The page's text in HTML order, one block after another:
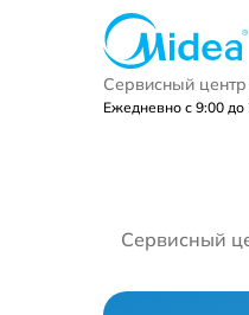
Сервисный
Ежедневно с 9:00 до
Сервисный